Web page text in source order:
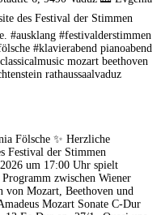
Fölsche ✨ Herzliche
Festival der Stimmen
um 17:00 Uhr spielt
zwischen Wiener
Mozart, Beethoven und
Mozart Sonate C-Dur